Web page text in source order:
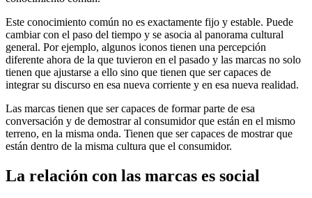
Este conocimiento común no es exactamente fijo y estable. Puede
cambiar con el paso del tiempo y se asocia al panorama cultural
general. Por ejemplo, algunos iconos tienen una percepción
diferente ahora de la que tuvieron en el pasado y las marcas no solo
tienen que ajustarse a ello sino que tienen que ser capaces de
integrar su discurso en esa nueva corriente y en esa nueva realidad.
Las marcas tienen que ser capaces de formar parte de esa
conversación y de demostrar al consumidor que están en el mismo
terreno, en la misma onda. Tienen que ser capaces de mostrar que
están dentro de la misma cultura que el consumidor.
La relación con las marcas es social